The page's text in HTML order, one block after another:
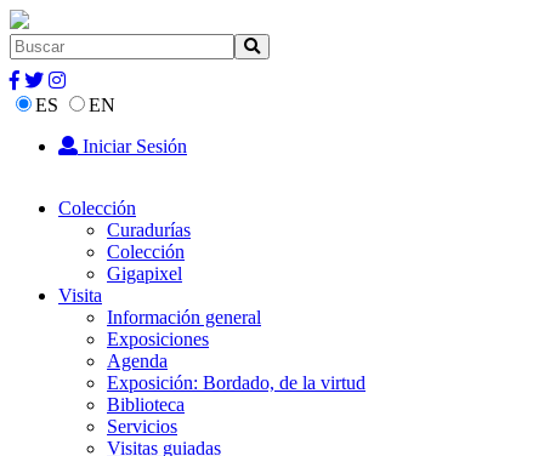
ES
EN
Iniciar Sesión
Colección
Curadurías
Colección
Gigapixel
Visita
Información general
Exposiciones
Agenda
Exposición: Bordado, de la virtud
Biblioteca
Servicios
Visitas guiadas